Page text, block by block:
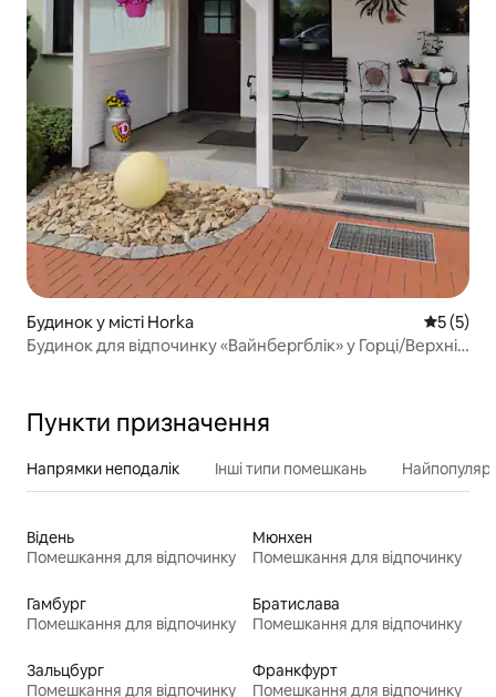
Будинок у місті Horka Середня
5 (5)
Будинок для відпочинку «Вайнбергблік» у Горці/Верхній
Пункти призначення
Напрямки неподалік Інші типи помешкань
Відень
Помешкання для відпочинку
Мюнхен
Помешкання для відпочинку
Гамбург
Помешкання для відпочинку
Братислава
Помешкання для відпочинку
Зальцбург
Помешкання для відпочинку
Франкфурт
Помешкання для відпочинку